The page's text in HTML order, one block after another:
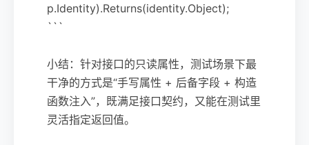
p.Identity).Returns(identity.Object);
```
小结：针对接口的只读属性，测试场景下最
干净的方式是“手写属性 + 后备字段 + 构造
函数注入”，既满足接口契约，又能在测试里
灵活指定返回值。